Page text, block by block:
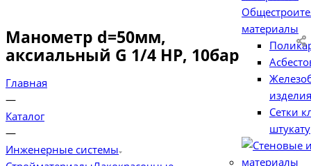
материалы
изделия
Сетки
Манометр d=50мм,
аксиальный G 1/4 НР, 10бар
Главная
—
Каталог
—
Инженерные системы